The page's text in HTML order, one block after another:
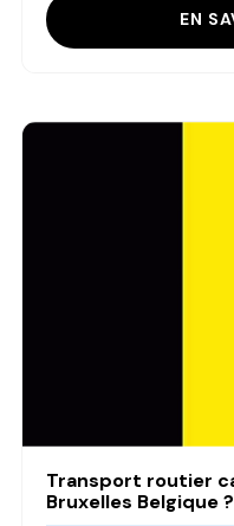
EN
Transport routier
Bruxelles Belgique ?